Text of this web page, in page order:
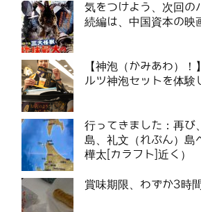
気をつけよう、次回の
続編は、中国資本の映
【神泡（かみあわ）
ルツ神泡セットを体験
行ってきました：再び
島、礼文（れぶん）島
樺太[カラフト]近く）
賞味期限、わずか3時